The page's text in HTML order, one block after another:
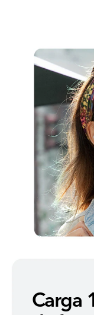
Carga